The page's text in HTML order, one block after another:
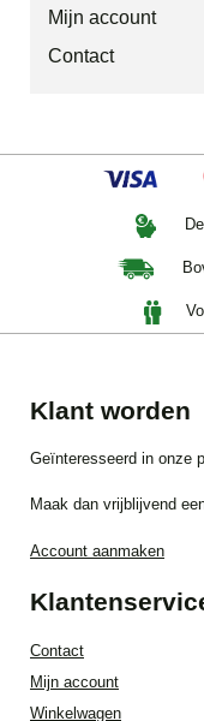
Mijn account
Contact
Klant worden
Geïnteresseerd in onze
Maak dan vrijblijvend
Account aanmaken
Contact
Mijn account
Winkelwagen